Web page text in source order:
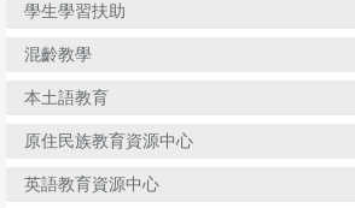
學生學習扶助
混齡教學
本土語教育
原住民族教育資源中心
英語教育資源中心